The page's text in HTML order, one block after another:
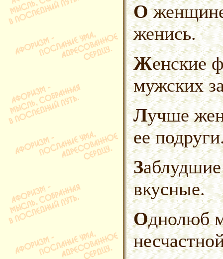
О женщине или хорошо, или
женись.
Женские формы — для выплавки
мужских
Лучше женщины — только
ее
Заблудшие овцы — самые
вкусные.
Однолюб может сделать